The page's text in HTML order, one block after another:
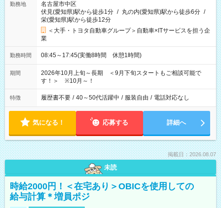
勤務地
名古屋市中区
伏見(愛知県)駅から徒歩1分 / 丸の内(愛知県)駅から徒歩6分 /
栄(愛知県)駅から徒歩12分
＜大手・トヨタ自動車グループ＞自動車×ITサービスを担う企
業
勤務時間 08:45～17:45(実働8時間 休憩1時間)
期間
2026年10月上旬～長期 ＜9月下旬スタートもご相談可能で
す！＞ ※10月～！
特徴 履歴書不要 / 40～50代活躍中 / 服装自由 / 電話対応なし
気になる！ 応募する 詳細へ
掲載日：2026.08.07
未読
時給2000円！＜在宅あり＞OBICを使用しての
給与計算＊増員ポジ